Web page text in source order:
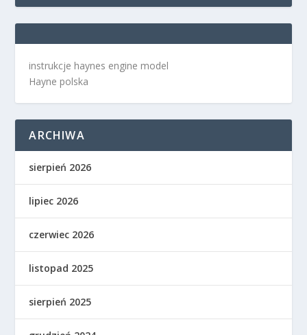
instrukcje haynes engine model
Hayne polska
ARCHIWA
sierpień 2026
lipiec 2026
czerwiec 2026
listopad 2025
sierpień 2025